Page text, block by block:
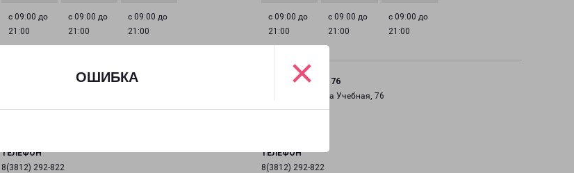
ОШИБКА ×
с 09:00 до
21:00
с 09:00 до
21:00
с 09:00 до
21:00
с 09:00 до
21:00
с 09:00 до
21:00
с 09:00 до
21:00
ОМСК СТЕПАНЦА 3
ТЕЛЕФОН
8(3812) 292-822
ОМСК УЧЕБНАЯ 76
город Омск, улица Учебная, 76
ТЕЛЕФОН
8(3812) 292-822